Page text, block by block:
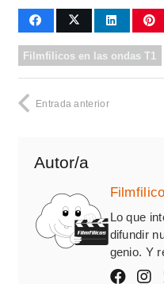
Filmfilicos en las ondas T1
Entrada anterior
Autor/a
Lo que
difundir
genio. Y